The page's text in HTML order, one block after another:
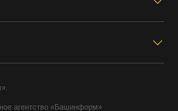
агентство «Башинформ»